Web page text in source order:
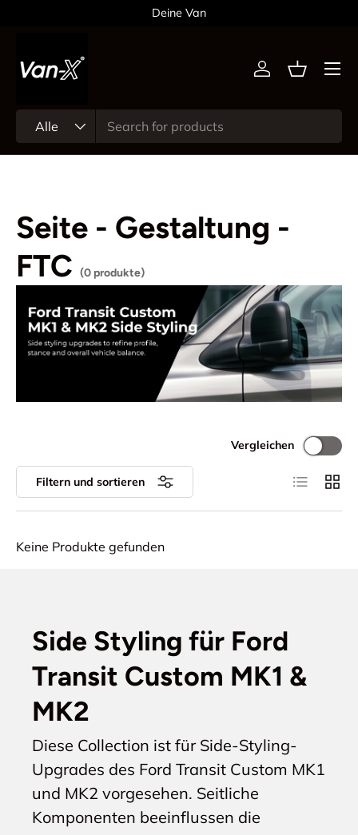
Deine Van
Alle
Einloggen
Menü
Seite - Gestaltung -
FTC (0 produkte)
Filtern und sortieren
Vergleichen
Keine Produkte gefunden
Side Styling für Ford
Transit Custom MK1 &
MK2
Diese Collection ist für Side-Styling-
Upgrades des Ford Transit Custom MK1
und MK2 vorgesehen. Seitliche
Komponenten beeinflussen die